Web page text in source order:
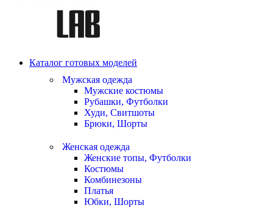
Каталог готовых моделей
Мужская одежда
Мужские костюмы
Рубашки, Футболки
Худи, Свитшоты
Брюки, Шорты
Женская одежда
Женские топы, Футболки
Костюмы
Комбинезоны
Платья
Юбки, Шорты